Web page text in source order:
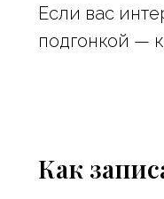
Если вас
подгонкой —
Как